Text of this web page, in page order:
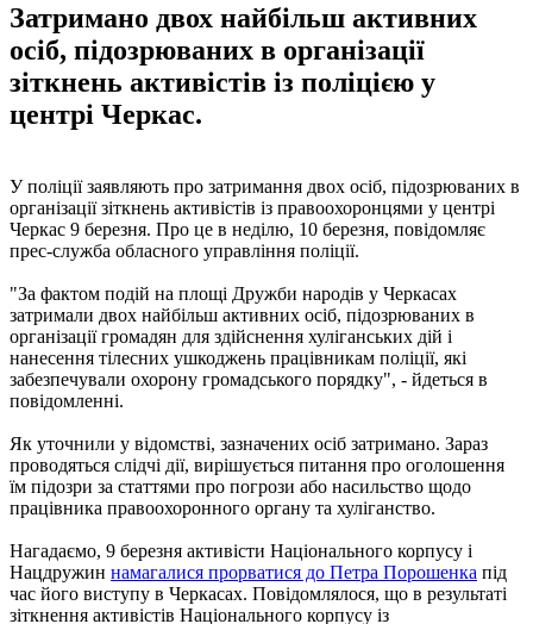
Затримано двох найбільш активних
осіб, підозрюваних в організації
зіткнень активістів із поліцією у
центрі Черкас.
У поліції заявляють про затримання двох осіб, підозрюваних в
організації зіткнень активістів із правоохоронцями у центрі
Черкас 9 березня. Про це в неділю, 10 березня, повідомляє
прес-служба обласного управління поліції.
"За фактом подій на площі Дружби народів у Черкасах
затримали двох найбільш активних осіб, підозрюваних в
організації громадян для здійснення хуліганських дій і
нанесення тілесних ушкоджень працівникам поліції, які
забезпечували охорону громадського порядку", - йдеться в
повідомленні.
Як уточнили у відомстві, зазначених осіб затримано. Зараз
проводяться слідчі дії, вирішується питання про оголошення
їм підозри за статтями про погрози або насильство щодо
працівника правоохоронного органу та хуліганство.
Нагадаємо, 9 березня активісти Національного корпусу і
Нацдружин намагалися прорватися до Петра Порошенка під
час його виступу в Черкасах. Повідомлялося, що в результаті
зіткнення активістів Національного корпусу із